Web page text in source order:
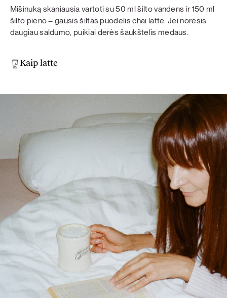
Mišinuką skaniausia vartoti su 50 ml šilto vandens ir 150 ml
šilto pieno – gausis šiltas puodelis chai latte. Jei norėsis
daugiau saldumo, puikiai derės šaukštelis medaus.
Kaip latte